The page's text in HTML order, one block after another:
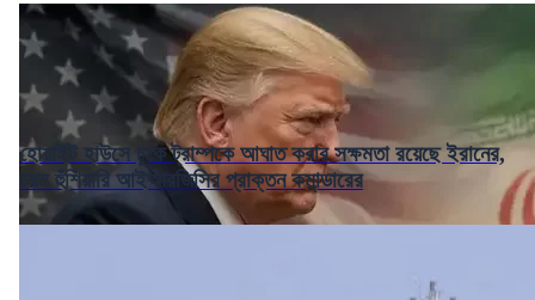
হোয়াইট হাউসে ঢুকে ট্রাম্পকে আঘাত করার সক্ষমতা রয়েছে ইরানের,
চরম হুঁশিয়ারি আইআরজিসির প্রাক্তন কমান্ডারের